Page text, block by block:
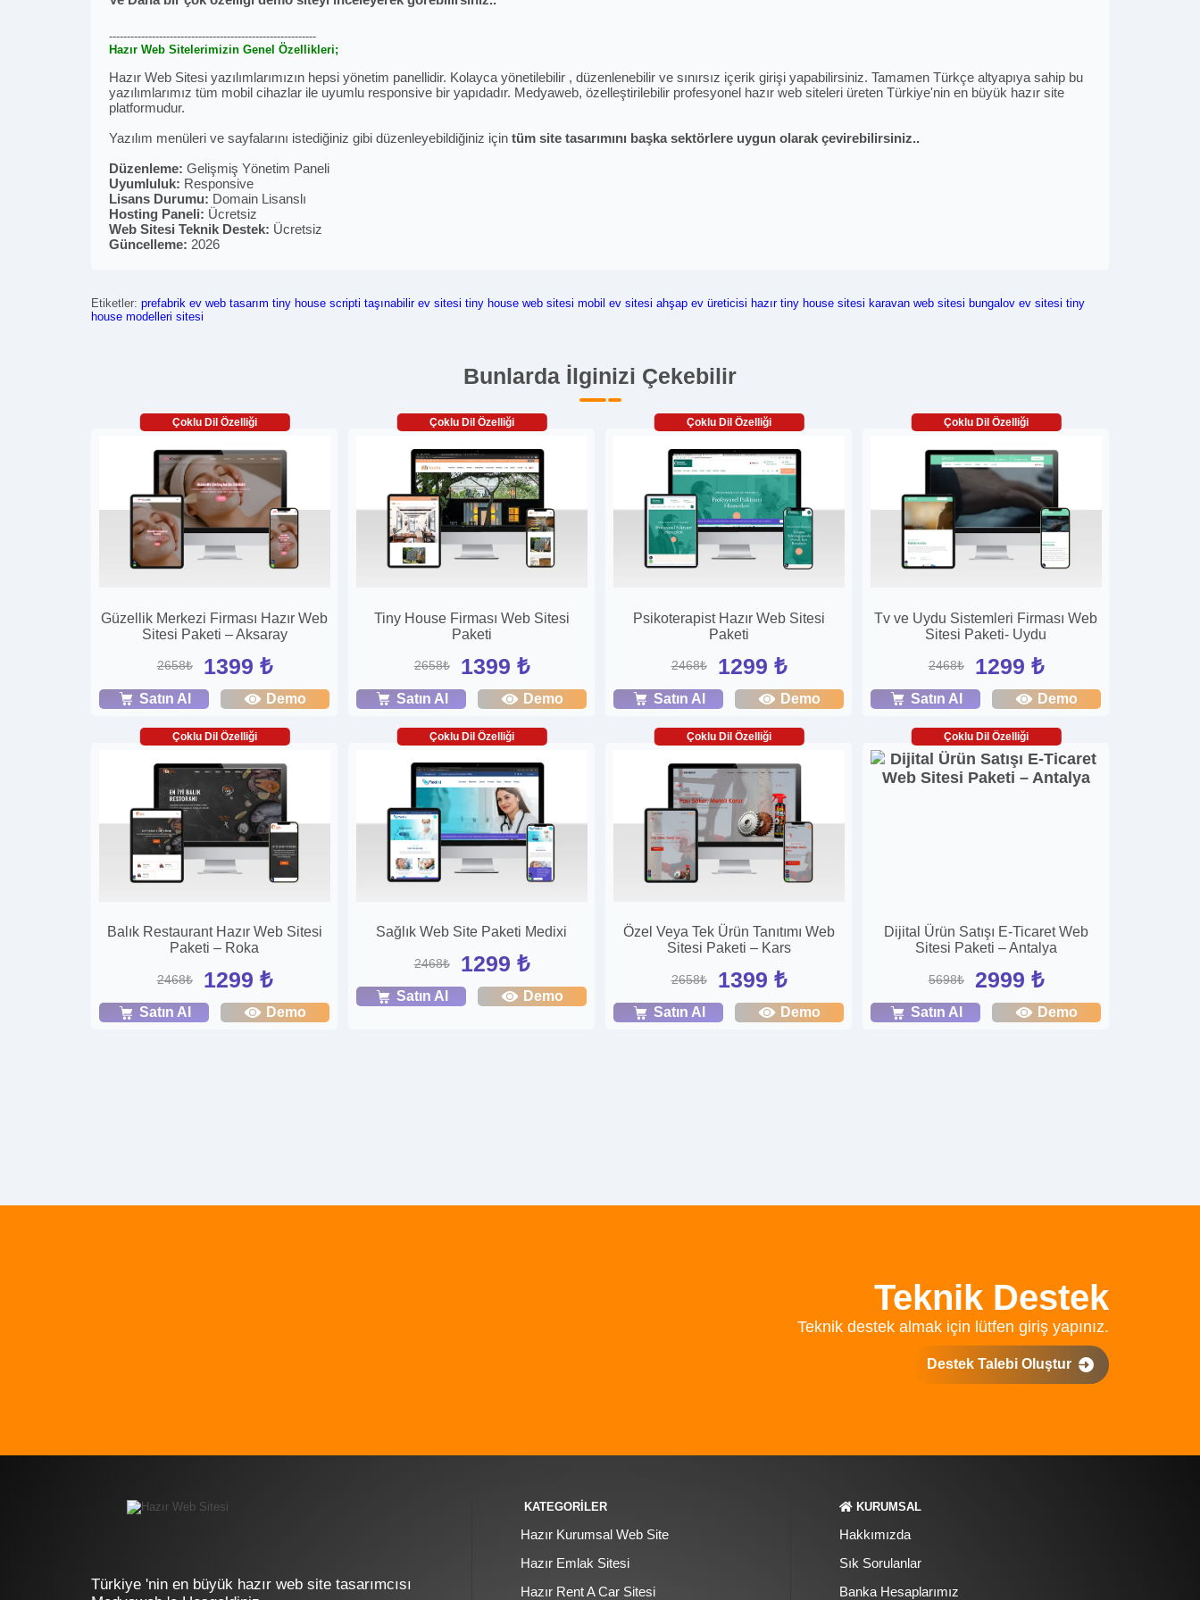
----------------------------------------------------------
Hazır Web Sitelerimizin Genel Özellikleri;
Hazır Web Sitesi yazılımlarımızın hepsi yönetim panellidir. Kolayca yönetilebilir , düzenlenebilir ve sınırsız içerik girişi yapabilirsiniz. Tamamen Türkçe altyapıya sahip bu
yazılımlarımız tüm mobil cihazlar ile uyumlu responsive bir yapıdadır. Medyaweb, özelleştirilebilir profesyonel hazır web siteleri üreten Türkiye'nin en büyük hazır site
platformudur.
Yazılım menüleri ve sayfalarını istediğiniz gibi düzenleyebildiğiniz için tüm site tasarımını başka sektörlere uygun olarak çevirebilirsiniz..
Düzenleme: Gelişmiş Yönetim Paneli
Uyumluluk: Responsive
Lisans Durumu: Domain Lisanslı
Hosting Paneli: Ücretsiz
Web Sitesi Teknik Destek: Ücretsiz
Güncelleme: 2026
Etiketler: prefabrik ev web tasarım tiny house scripti taşınabilir ev sitesi tiny house web sitesi mobil ev sitesi ahşap ev üreticisi hazır tiny house sitesi karavan web sitesi bungalov ev sitesi tiny
house modelleri sitesi
Bunlarda İlginizi Çekebilir
Çoklu Dil Özelliği
Güzellik Merkezi Firması Hazır Web
Sitesi Paketi – Aksaray
2658₺ 1399 ₺
Satın Al Demo
Çoklu Dil Özelliği
Tiny House Firması Web Sitesi
Paketi
2658₺ 1399 ₺
Satın Al Demo
Çoklu Dil Özelliği
Psikoterapist Hazır Web Sitesi
Paketi
2468₺ 1299 ₺
Satın Al Demo
Çoklu Dil Özelliği
Tv ve Uydu Sistemleri Firması Web
Sitesi Paketi- Uydu
2468₺ 1299 ₺
Satın Al Demo
Çoklu Dil Özelliği
Balık Restaurant Hazır Web Sitesi
Paketi – Roka
2468₺ 1299 ₺
Satın Al Demo
Çoklu Dil Özelliği
Sağlık Web Site Paketi Medixi
2468₺ 1299 ₺
Satın Al Demo
Çoklu Dil Özelliği
Özel Veya Tek Ürün Tanıtımı Web
Sitesi Paketi – Kars
2658₺ 1399 ₺
Satın Al Demo
Çoklu Dil Özelliği
Dijital Ürün Satışı E-Ticaret Web
Sitesi Paketi – Antalya
5698₺ 2999 ₺
Satın Al Demo
Teknik Destek
Teknik destek almak için lütfen giriş yapınız.
Destek Talebi Oluştur
Türkiye 'nin en büyük hazır web site tasarımcısı
KATEGORİLER
Hazır Kurumsal Web Site
Hazır Emlak Sitesi
Hazır Rent A Car Sitesi
KURUMSAL
Hakkımızda
Sık Sorulanlar
Banka Hesaplarımız